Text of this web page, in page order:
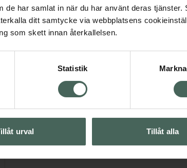
de har samlat in när du har använt deras tjänster.
ditt samtycke via webbplatsens
som skett innan återkallelsen.
Statistik
urval Tillåt alla